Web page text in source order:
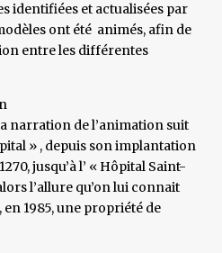
identifiées et actualisées par
ont été animés, afin de
entre les différentes
narration de l’animation suit
» , depuis son implantation
jusqu’à l’ « Hôpital Saint-
l’allure qu’on lui connait
1985, une propriété de